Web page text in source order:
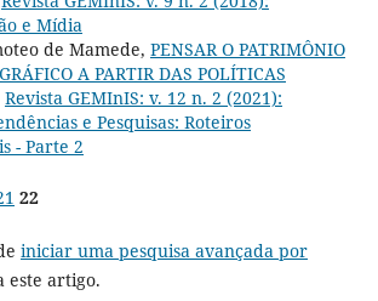
e Mídia
de Mamede, PENSAR O PATRIMÔNIO
A PARTIR DAS POLÍTICAS
Revista GEMInIS: v. 12 n. 2 (2021):
e Pesquisas: Roteiros
- Parte 2
22
iniciar uma pesquisa avançada por
este artigo.